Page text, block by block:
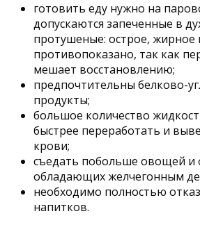
готовить еду нужно на
допускаются запеченные в
протушеные: острое, жирное
противопоказано, так как
мешает восстановлению;
предпочтительны белково-
продукты;
большое количество
быстрее переработать и
крови;
съедать побольше овощей и
обладающих желчегонным
необходимо полностью
напитков.